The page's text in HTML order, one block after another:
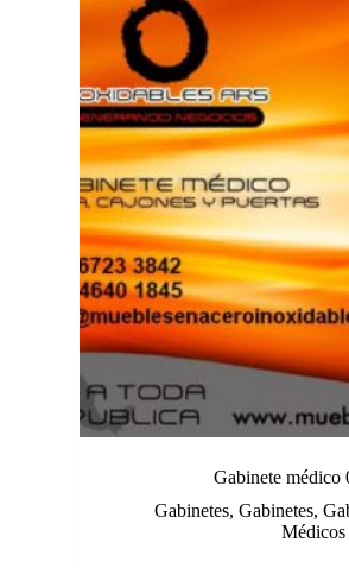
Gabinete médico
Gabinetes,Gabinetes,
Médicos